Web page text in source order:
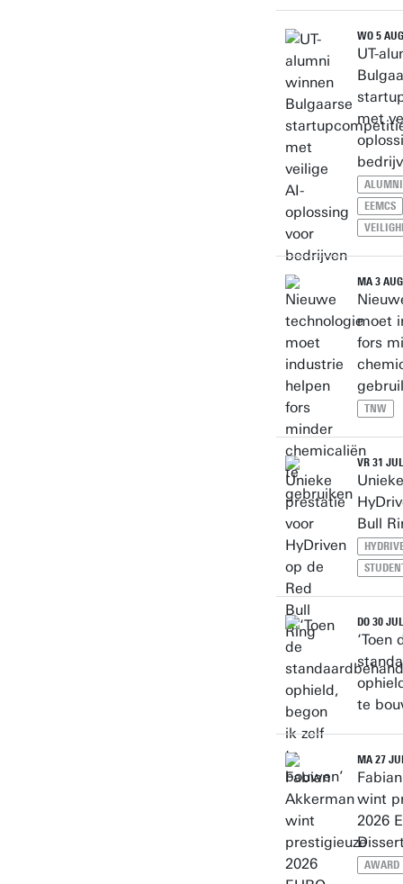
WO 5
UT-
met
ALUMNI
EEMCS
MA 3
moet
fors
TNW
VR 31
Bull
DO 30
‘Toen
te
MA 27
wint
2026
AWARD